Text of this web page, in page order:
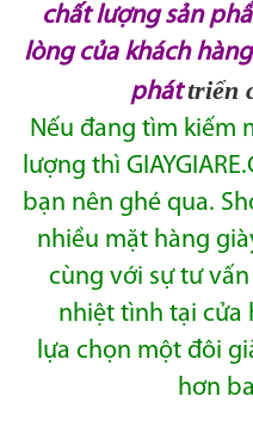
chất lượng sản
lòng của khách
pháttriển
Nếu đang tìm kiếm
lượng thì
bạn nên ghé qua.
nhiều mặt hàng
cùng với sự tư
nhiệt tình tại cửa
lựa chọn một đôi
hơn